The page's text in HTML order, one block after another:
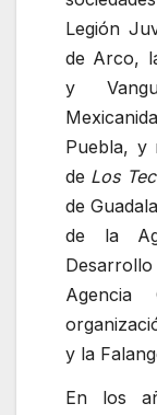
Legión
de Arco,
y
Puebla, y
de Los
de
de la
Agencia
y la
En los